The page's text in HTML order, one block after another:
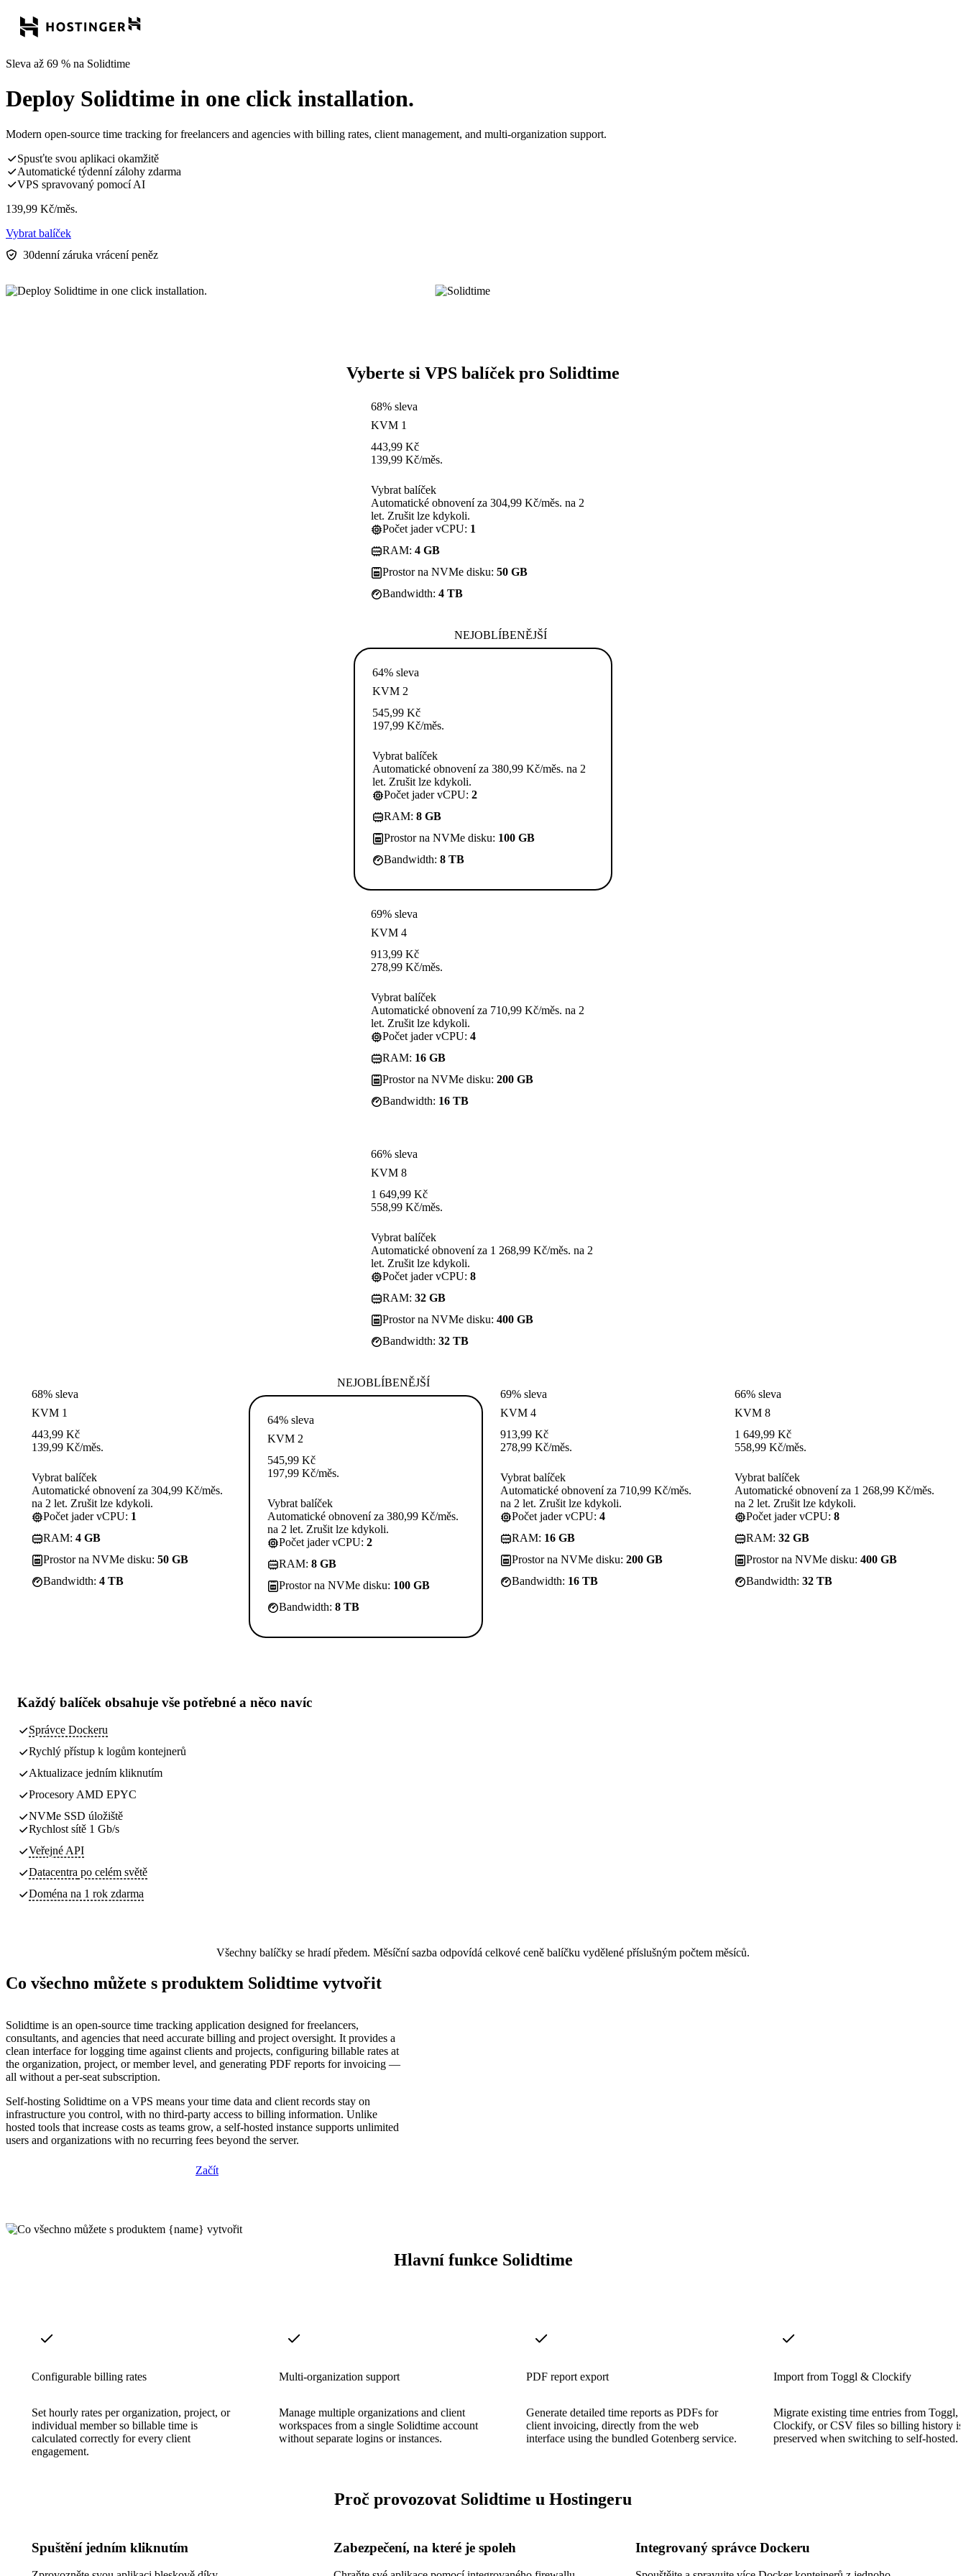
Sleva až 69 % na Solidtime
Deploy Solidtime in one click installation.
Modern open-source time tracking for freelancers and agencies with billing rates, client management, and multi-organization support.
Spusťte svou aplikaci okamžitě
Automatické týdenní zálohy zdarma
VPS spravovaný pomocí AI
139,99 Kč/měs.
Vybrat balíček
30denní záruka vrácení peněz
Vyberte si VPS balíček pro Solidtime
68% sleva
KVM 1
443,99 Kč
139,99 Kč/měs.
Vybrat balíček
Automatické obnovení za 304,99 Kč/měs. na 2
let. Zrušit lze kdykoli.
Počet jader vCPU: 1
RAM: 4 GB
Prostor na NVMe disku: 50 GB
Bandwidth: 4 TB
NEJOBLÍBENĚJŠÍ
64% sleva
KVM 2
545,99 Kč
197,99 Kč/měs.
Vybrat balíček
Automatické obnovení za 380,99 Kč/měs. na 2
let. Zrušit lze kdykoli.
Počet jader vCPU: 2
RAM: 8 GB
Prostor na NVMe disku: 100 GB
Bandwidth: 8 TB
69% sleva
KVM 4
913,99 Kč
278,99 Kč/měs.
Vybrat balíček
Automatické obnovení za 710,99 Kč/měs. na 2
let. Zrušit lze kdykoli.
Počet jader vCPU: 4
RAM: 16 GB
Prostor na NVMe disku: 200 GB
Bandwidth: 16 TB
66% sleva
KVM 8
1 649,99 Kč
558,99 Kč/měs.
Vybrat balíček
Automatické obnovení za 1 268,99 Kč/měs. na 2
let. Zrušit lze kdykoli.
Počet jader vCPU: 8
RAM: 32 GB
Prostor na NVMe disku: 400 GB
Bandwidth: 32 TB
68% sleva
KVM 1
443,99 Kč
139,99 Kč/měs.
Vybrat balíček
Automatické obnovení za 304,99 Kč/měs.
na 2 let. Zrušit lze kdykoli.
Počet jader vCPU: 1
RAM: 4 GB
Prostor na NVMe disku: 50 GB
Bandwidth: 4 TB
NEJOBLÍBENĚJŠÍ
64% sleva
KVM 2
545,99 Kč
197,99 Kč/měs.
Vybrat balíček
Automatické obnovení za 380,99 Kč/měs.
na 2 let. Zrušit lze kdykoli.
Počet jader vCPU: 2
RAM: 8 GB
Prostor na NVMe disku: 100 GB
Bandwidth: 8 TB
69% sleva
KVM 4
913,99 Kč
278,99 Kč/měs.
Vybrat balíček
Automatické obnovení za 710,99 Kč/měs.
na 2 let. Zrušit lze kdykoli.
Počet jader vCPU: 4
RAM: 16 GB
Prostor na NVMe disku: 200 GB
Bandwidth: 16 TB
66% sleva
KVM 8
1 649,99 Kč
558,99 Kč/měs.
Vybrat balíček
Automatické obnovení za 1 268,99 Kč/měs.
na 2 let. Zrušit lze kdykoli.
Počet jader vCPU: 8
RAM: 32 GB
Prostor na NVMe disku: 400 GB
Bandwidth: 32 TB
Každý balíček obsahuje vše potřebné a něco navíc
Správce Dockeru
Rychlý přístup k logům kontejnerů
Aktualizace jedním kliknutím
Procesory AMD EPYC
NVMe SSD úložiště
Rychlost sítě 1 Gb/s
Veřejné API
Datacentra po celém světě
Doména na 1 rok zdarma
Všechny balíčky se hradí předem. Měsíční sazba odpovídá celkové ceně balíčku vydělené příslušným počtem měsíců.
Co všechno můžete s produktem Solidtime vytvořit
Solidtime is an open-source time tracking application designed for freelancers,
consultants, and agencies that need accurate billing and project oversight. It provides a
clean interface for logging time against clients and projects, configuring billable rates at
the organization, project, or member level, and generating PDF reports for invoicing —
all without a per-seat subscription.
Self-hosting Solidtime on a VPS means your time data and client records stay on
infrastructure you control, with no third-party access to billing information. Unlike
hosted tools that increase costs as teams grow, a self-hosted instance supports unlimited
users and organizations with no recurring fees beyond the server.
Začít
Hlavní funkce Solidtime
Configurable billing rates
Set hourly rates per organization, project, or
individual member so billable time is
calculated correctly for every client
engagement.
Multi-organization support
Manage multiple organizations and client
workspaces from a single Solidtime account
without separate logins or instances.
PDF report export
Generate detailed time reports as PDFs for
client invoicing, directly from the web
interface using the bundled Gotenberg service.
Import from Toggl & Clockify
Migrate existing time entries from Toggl,
Clockify, or CSV files so billing history is
preserved when switching to self-hosted.
Proč provozovat Solidtime u Hostingeru
Spuštění jedním kliknutím Zabezpečení, na které je spoleh Integrovaný správce Dockeru